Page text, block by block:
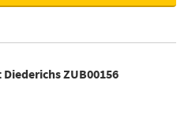
ZUB00156